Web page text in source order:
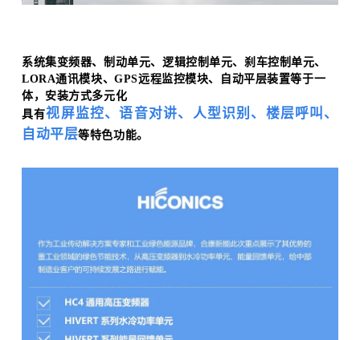
系统集变频器、制动单元、逻辑控制单元、刹车控制单元、
LORA通讯模块、GPS远程监控模块、自动平层装置等于一
体， 安装方式多元化
具有视屏监控、语音对讲、人型识别、楼层呼叫、
自动平层等特色功能。